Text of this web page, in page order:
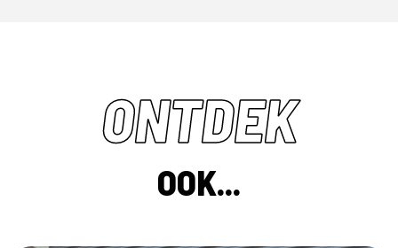
ONTDEK
OOK...